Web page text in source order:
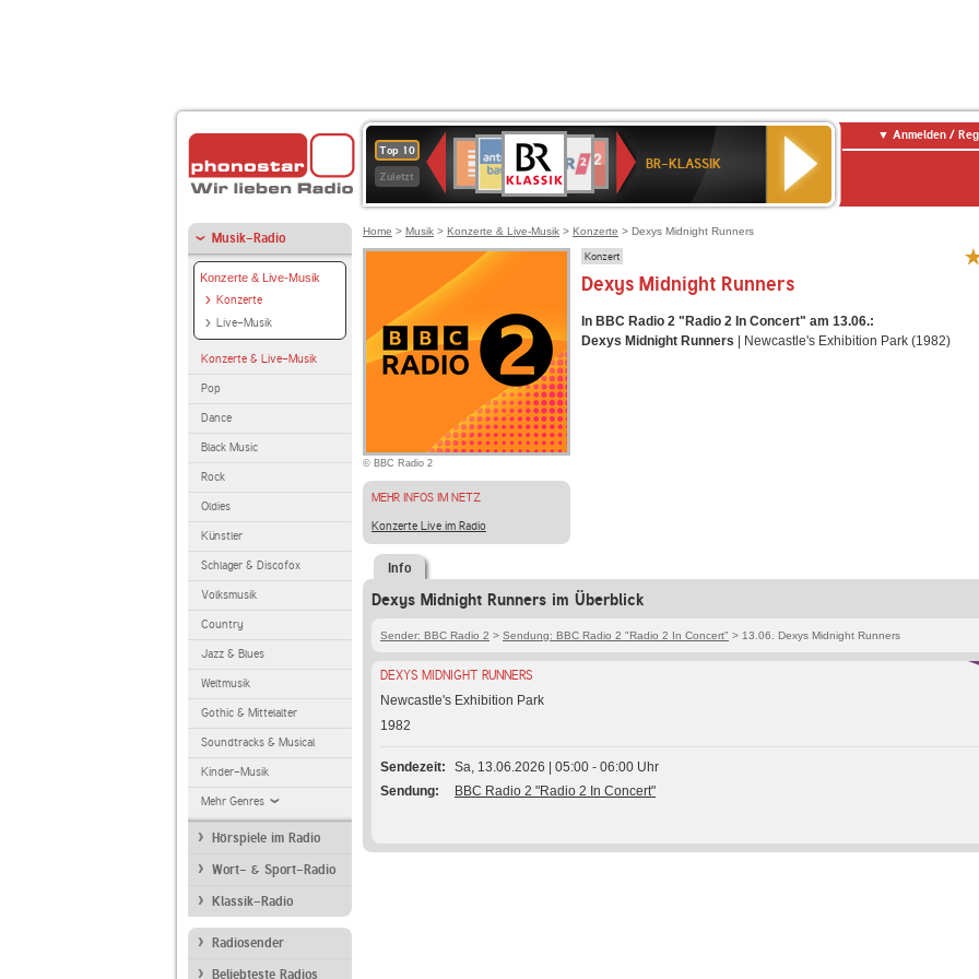
Top 10
Zuletzt
Deutschlandfunk
80er
90er
OLDIE
ANTENNE
SWR3
WDR
4
Deutschlandfunk
Kultur
ANTENNE
BAYERN
BR-
KLASSIK
WDR
2
NDR
SWR1
Baden-
Württemberg
BR-KLASSIK
Anmelden /
Musik-Radio
Konzerte & Live-Musik
Konzerte
Live-Musik
Konzerte & Live-Musik
Pop
Dance
Black Music
Rock
Oldies
Künstler
Schlager & Discofox
Volksmusik
Country
Jazz & Blues
Weltmusik
Gothic & Mittelalter
Soundtracks & Musical
Kinder-Musik
Mehr Genres
Hörspiele im Radio
Wort- & Sport-Radio
Klassik-Radio
Radiosender
Beliebteste Radios
Home > Musik > Konzerte & Live-Musik > Konzerte > Dexys Midnight Runners
© BBC Radio 2
MEHR INFOS IM NETZ
Konzerte Live im Radio
Konzert
Dexys Midnight Runners
In BBC Radio 2 "Radio 2 In Concert" am 13.06.:
Dexys Midnight Runners | Newcastle's Exhibition Park (1982)
Info
Dexys Midnight Runners im Überblick
Sender: BBC Radio 2 > Sendung: BBC Radio 2 "Radio 2 In Concert" > 13.06. Dexys Midnight Runners
DEXYS MIDNIGHT RUNNERS
Newcastle's Exhibition Park
1982
Sendezeit
Sa, 13.06.2026 | 05:00 - 06:00 Uhr
Sendung
BBC Radio 2 "Radio 2 In Concert"